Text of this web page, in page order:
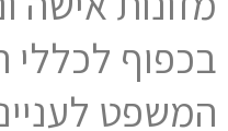
בכפוף לכללי
המשפט